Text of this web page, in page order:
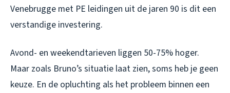
Venebrugge met PE leidingen uit de jaren 90 is dit een
verstandige investering.
Avond- en weekendtarieven liggen 50-75% hoger.
Maar zoals Bruno’s situatie laat zien, soms heb je geen
keuze. En de opluchting als het probleem binnen een